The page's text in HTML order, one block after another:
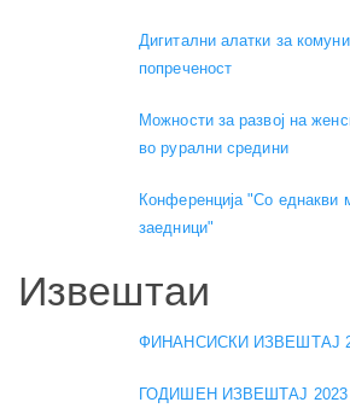
Дигитални алатки за
попреченост
Можности за развој на
во рурални средини
Конференција "Со еднакви
заедници"
Извештаи
ФИНАНСИСКИ ИЗВЕШТАЈ
ГОДИШЕН ИЗВЕШТАЈ 2023